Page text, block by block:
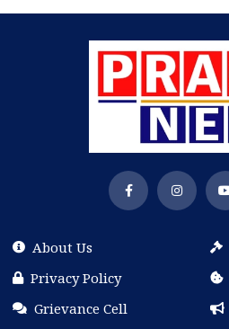
About Us
Privacy Policy
Grievance Cell